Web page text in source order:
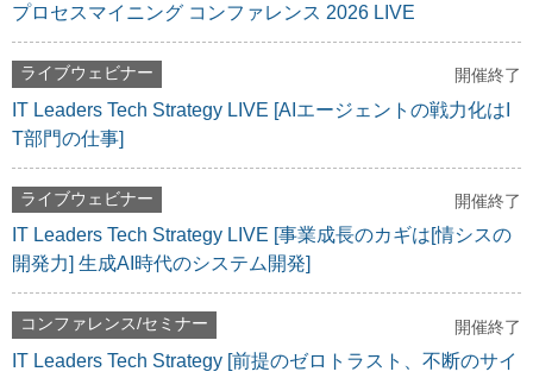
プロセスマイニング コンファレンス 2026 LIVE
ライブウェビナー 開催終了
IT Leaders Tech Strategy LIVE [AIエージェントの戦力化はI
T部門の仕事]
ライブウェビナー 開催終了
IT Leaders Tech Strategy LIVE [事業成長のカギは[情シスの
開発力] 生成AI時代のシステム開発]
コンファレンス/セミナー 開催終了
IT Leaders Tech Strategy [前提のゼロトラスト、不断のサイ